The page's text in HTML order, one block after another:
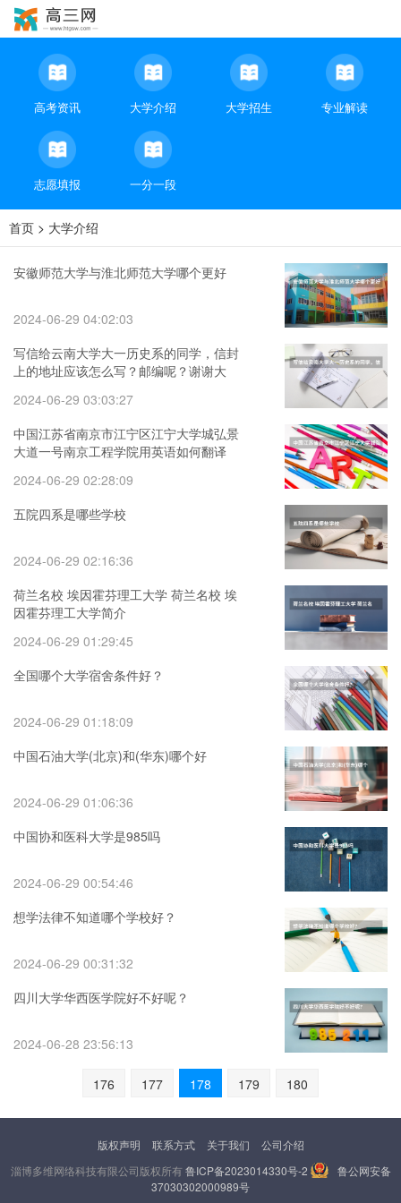
高考资讯 大学介绍 大学招生 专业解读
志愿填报 一分一段
首页 > 大学介绍
安徽师范大学与淮北师范大学哪个更好
2024-06-29 04:02:03
写信给云南大学大一历史系的同学，信封
上的地址应该怎么写？邮编呢？谢谢大
2024-06-29 03:03:27
中国江苏省南京市江宁区江宁大学城弘景
大道一号南京工程学院用英语如何翻译
2024-06-29 02:28:09
五院四系是哪些学校
2024-06-29 02:16:36
荷兰名校 埃因霍芬理工大学 荷兰名校 埃
因霍芬理工大学简介
2024-06-29 01:29:45
全国哪个大学宿舍条件好？
2024-06-29 01:18:09
中国石油大学(北京)和(华东)哪个好
2024-06-29 01:06:36
中国协和医科大学是985吗
2024-06-29 00:54:46
想学法律不知道哪个学校好？
2024-06-29 00:31:32
四川大学华西医学院好不好呢？
2024-06-28 23:56:13
176 177 178 179 180
版权声明 联系方式 关于我们
公司介绍
淄博多维网络科技有限公司版权所有鲁ICP备2023014330号-2
鲁公网安备
37030302000989号